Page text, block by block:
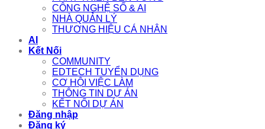
CÔNG NGHỆ SỐ & AI
NHÀ QUẢN LÝ
THƯƠNG HIỆU CÁ NHÂN
AI
Kết Nối
COMMUNITY
EDTECH TUYỂN DỤNG
CƠ HỘI VIỆC LÀM
THÔNG TIN DỰ ÁN
KẾT NỐI DỰ ÁN
Đăng nhập
Đăng ký